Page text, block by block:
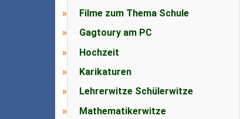
Filme zum Thema Schule
Gagtoury am PC
Hochzeit
Karikaturen
Lehrerwitze Schülerwitze
Mathematikerwitze